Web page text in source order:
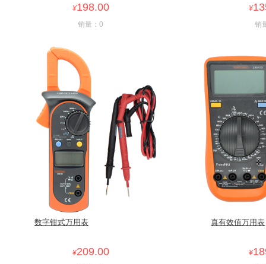
¥198.00
销量：0
¥
销
数字钳式万用表
¥209.00
真有效值万用表
¥